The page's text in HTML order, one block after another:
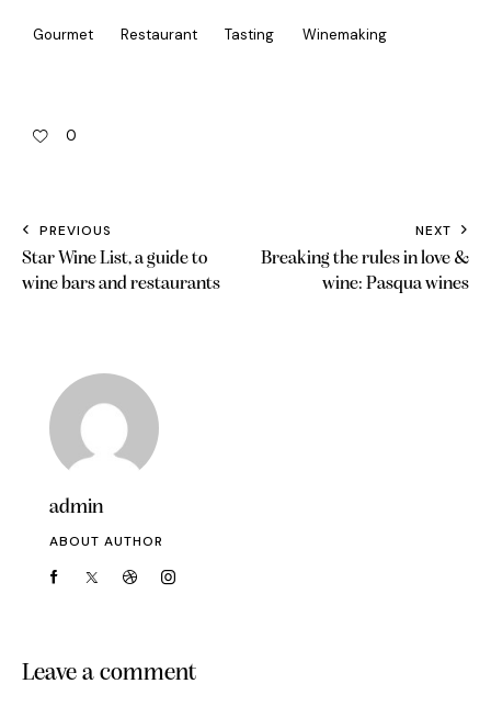
Gourmet Restaurant Tasting Winemaking
0
PREVIOUS
Star Wine List, a guide to
wine bars and restaurants
NEXT
Breaking the rules in love &
wine: Pasqua wines
admin
ABOUT AUTHOR
Leave a comment